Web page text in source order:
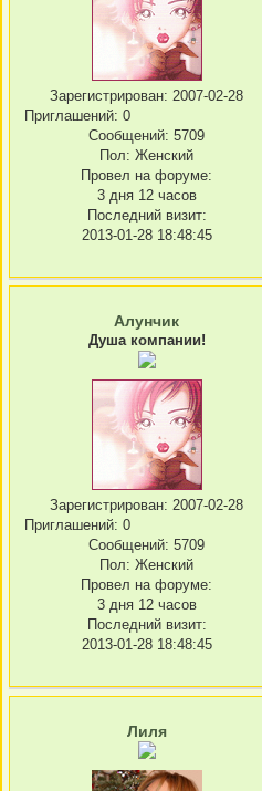
Зарегистрирован: 2007-02-28
Приглашений: 0
Сообщений: 5709
Пол: Женский
Провел на форуме:
3 дня 12 часов
Последний визит:
2013-01-28 18:48:45
Алунчик
Душа компании!
Зарегистрирован: 2007-02-28
Приглашений: 0
Сообщений: 5709
Пол: Женский
Провел на форуме:
3 дня 12 часов
Последний визит:
2013-01-28 18:48:45
Лиля